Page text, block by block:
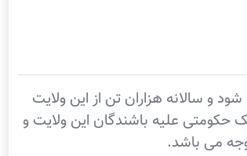
و سالانه هزاران تن از این ولایت
حکومتی علیه باشندگان این ولایت و
می باشد.